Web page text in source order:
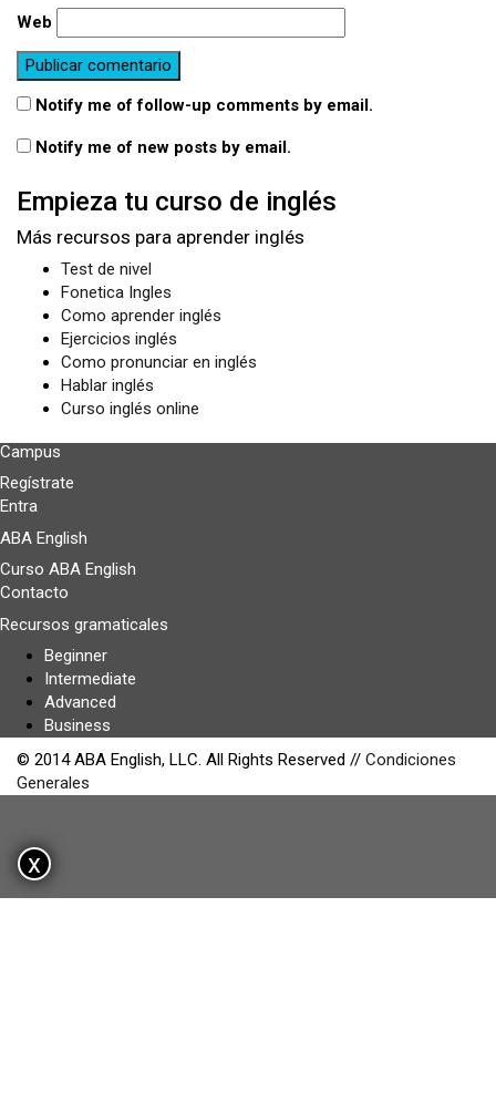
Web
Notify me of follow-up comments by email.
Notify me of new posts by email.
Empieza tu curso de inglés
Más recursos para aprender inglés
Test de nivel
Fonetica Ingles
Como aprender inglés
Ejercicios inglés
Como pronunciar en inglés
Hablar inglés
Curso inglés online
Campus
Regístrate
Entra
ABA English
Curso ABA English
Contacto
Recursos gramaticales
Beginner
Intermediate
Advanced
Business
© 2014 ABA English, LLC. All Rights Reserved // Condiciones
Generales
x